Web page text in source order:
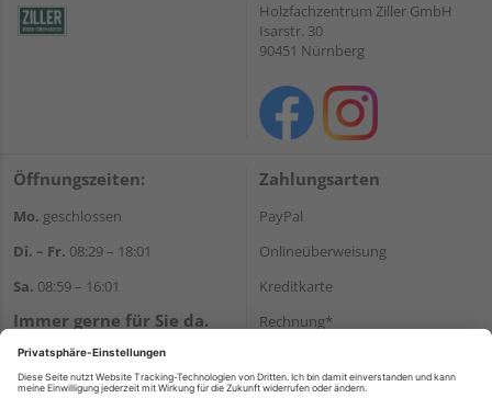
Holzfachzentrum Ziller GmbH
Isarstr. 30
90451 Nürnberg
Öffnungszeiten:
Mo. geschlossen
Di. – Fr. 08:29 – 18:01
Sa. 08:59 – 16:01
Immer gerne für Sie da.
E-Mail:kontakt@holzziller.de
Zahlungsarten
PayPal
Onlineüberweisung
Kreditkarte
Rechnung*
Versand